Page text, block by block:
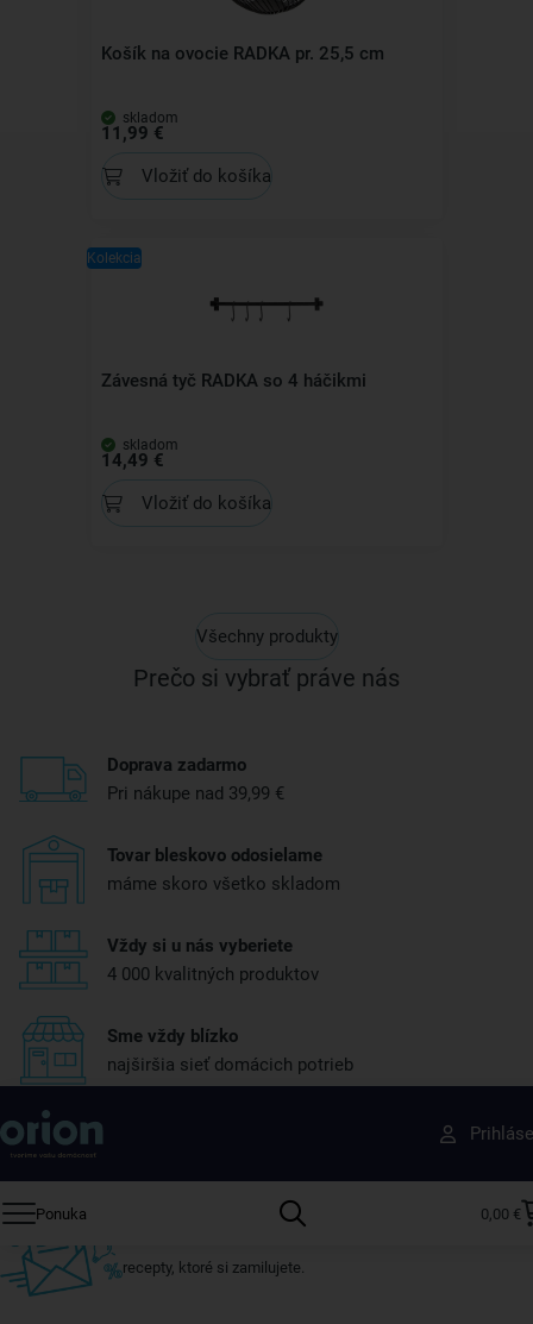
Košík na ovocie RADKA pr. 25,5 cm
skladom
11,99 €
Vložiť do košíka
Kolekcia
Závesná tyč RADKA so 4 háčikmi
skladom
14,49 €
Vložiť do košíka
Všechny produkty
Prečo si vybrať práve nás
Doprava zadarmo
Pri nákupe nad 39,99 €
Tovar bleskovo odosielame
máme skoro všetko skladom
Vždy si u nás vyberiete
4 000 kvalitných produktov
Sme vždy blízko
najširšia sieť domácich potrieb
Ponuka 0,00 €
Získajte rady, recepty a tipy na zľavy skôr ako
ktokoľvek iný
Prihláste sa k odberu nášho newslettera.
recepty, ktoré si zamilujete.